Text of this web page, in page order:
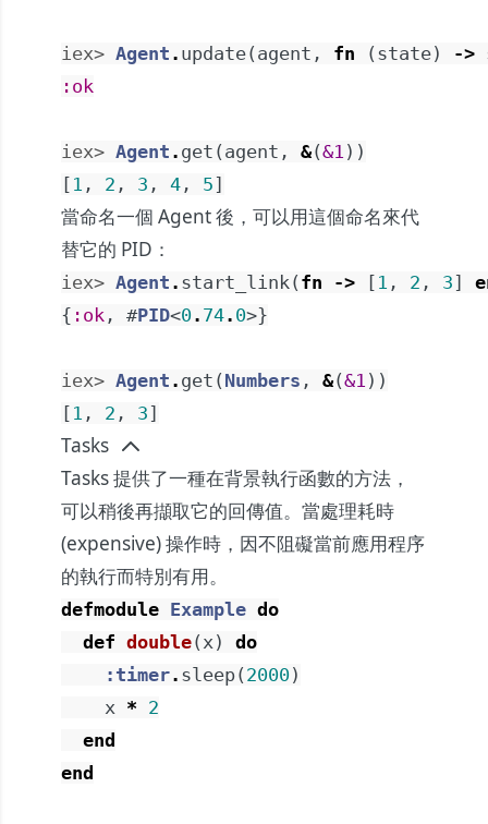
iex> Agent . update( agent , fn ( state) ->
:ok
iex> Agent . get ( agent , &(&1 ) )
[ 1 , 2 , 3 , 4 , 5]
當命名一個 Agent 後，可以用這個命名來代
替它的 PID：
iex> Agent . start_link( fn -> [ 1 , 2 , 3]
{ :ok , #PID<0. 74. 0>}
iex> Agent . get ( Numbers , &(&1 ) )
[ 1 , 2 , 3]
Tasks
Tasks 提供了一種在背景執行函數的方法，
可以稍後再擷取它的回傳值。當處理耗時
(expensive) 操作時，因不阻礙當前應用程序
的執行而特別有用。
defmodule Example do
def double( x)
do
:timer. sleep( 2000)
x * 2
end
end